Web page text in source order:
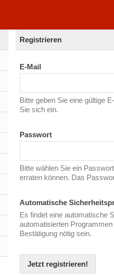
Registrieren
E-Mail
Bitte geben Sie eine gültige
Sie sich ein.
Passwort
Bitte wählen Sie ein
erraten können. Das
Automatische
Es findet eine automatische
automatisierten
Bestätigung nötig sein.
Jetzt registrieren!